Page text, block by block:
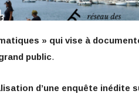
» qui vise à
public.
d’une enquête inédite